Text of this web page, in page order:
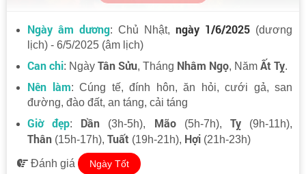
Ngày âm dương: Chủ Nhật, ngày 1/6/2025 (dương
lịch) - 6/5/2025 (âm lịch)
Can chi: Ngày Tân Sửu, Tháng Nhâm Ngọ, Năm Ất Tỵ.
Nên làm: Cúng tế, đính hôn, ăn hỏi, cưới gả, san
đường, đào đất, an táng, cải táng
Giờ đẹp: Dần (3h-5h), Mão(5h-7h), Tỵ(9h-11h),
Thân (15h-17h), Tuất (19h-21h), Hợi (21h-23h)
Đánh giá Ngày Tốt